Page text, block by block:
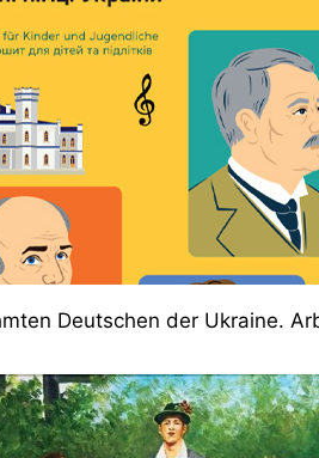
Deutschen der Ukraine.